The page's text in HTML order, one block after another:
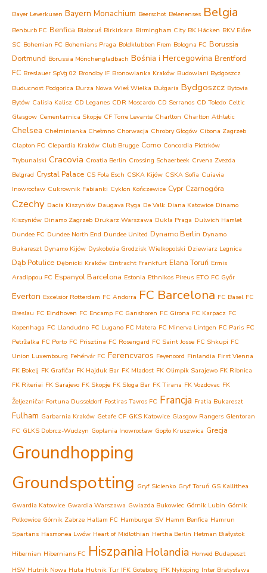
Bayer Leverkusen Bayern Monachium Beerschot Belenenses Belgia
Benburb FC Benfica Białoruś Birkirkara Birmingham City BK Häcken BKV Előre
SC Bohemian FC Bohemians Praga Boldklubben Frem Bologna FC Borussia
Dortmund Borussia Mönchengladbach Bośnia i Hercegowina Brentford
FC Breslauer SpVg 02 Brondby IF Bronowianka Kraków Budowlani Bydgoszcz
Buducnost Podgorica Burza Nowa Wieś Wielka Bułgaria Bydgoszcz Bytovia
Bytów Calisia Kalisz CD Leganes CDR Moscardo CD Serranos CD Toledo Celtic
Glasgow Cementarnica Skopje CF Torre Levante Charlton Charlton Athletic
Chelsea Chełminianka Chełmno Chorwacja Chrobry Głogów Cibona Zagrzeb
Clapton FC Clepardia Kraków Club Brugge Como Concordia Piotrków
Trybunalski Cracovia Croatia Berlin Crossing Schaerbeek Crvena Zvezda
Belgrad Crystal Palace CS Fola Esch CSKA Kijów CSKA Sofia Cuiavia
Inowrocław Cukrownik Fabianki Cyklon Kończewice Cypr Czarnogóra
Czechy Dacia Kiszyniów Daugava Ryga De Valk Diana Katowice Dinamo
Kiszyniów Dinamo Zagrzeb Drukarz Warszawa Dukla Praga Dulwich Hamlet
Dundee FC Dundee North End Dundee United Dynamo Berlin Dynamo
Bukareszt Dynamo Kijów Dyskobolia Grodzisk Wielkopolski Dziewiarz Legnica
Dąb Potulice Dębnicki Kraków Eintracht Frankfurt Elana Toruń Ermis
Aradippou FC Espanyol Barcelona Estonia Ethnikos Pireus ETO FC Győr
Everton Excelsior Rotterdam FC Andorra FC Barcelona FC Basel FC
Breslau FC Eindhoven FC Encamp FC Ganshoren FC Girona FC Karpacz FC
Kopenhaga FC Llandudno FC Lugano FC Matera FC Minerva Lintgen FC Paris FC
Petržalka FC Porto FC Prisztina FC Rosengard FC Saint Josse FC Shkupi FC
Union Luxembourg Fehérvár FC Ferencvaros Feyenoord Finlandia First Vienna
FK Bokelj FK Grafičar FK Hajduk Bar FK Mladost FK Olimpik Sarajewo FK Ribnica
FK Riteriai FK Sarajevo FK Skopje FK Sloga Bar FK Tirana FK Vozdovac FK
Željezničar Fortuna Dusseldorf Fostiras Tavros FC Francja Fratia Bukareszt
Fulham Garbarnia Kraków Getafe CF GKS Katowice Glasgow Rangers Glentoran
FC GLKS Dobrcz-Wudzyn Goplania Inowrocław Gopło Kruszwica Grecja
Groundhopping
Groundspotting Gryf Sicienko Gryf Toruń GS Kallithea
Gwardia Katowice Gwardia Warszawa Gwiazda Bukowiec Górnik Lubin Górnik
Polkowice Górnik Zabrze Hallam FC Hamburger SV Hamm Benfica Hamrun
Spartans Hasmonea Lwów Heart of Midlothian Hertha Berlin Hetman Białystok
Hibernian Hibernians FC Hiszpania Holandia Honved Budapeszt
HSV Hutnik Nowa Huta Hutnik Tur IFK Goteborg IFK Nyköping Inter Bratysława